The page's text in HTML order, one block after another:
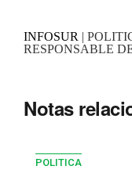
INFOSUR |
RESPONSABLE
Notas
POLITICA